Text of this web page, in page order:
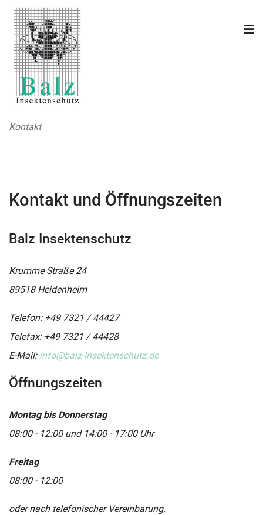
Kontakt
Kontakt und Öffnungszeiten
Balz Insektenschutz
Krumme Straße 24
89518 Heidenheim
Telefon: +49 7321 / 44427
Telefax: +49 7321 / 44428
E-Mail: info@balz-insektenschutz.de
Öffnungszeiten
Montag bis Donnerstag
08:00 - 12:00 und 14:00 - 17:00 Uhr
Freitag
08:00 - 12:00
oder nach telefonischer Vereinbarung.